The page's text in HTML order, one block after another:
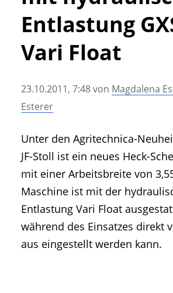
• Geschichte und Geschichten
• Messen und
• Mitteilung der Redaktion
• Agritechnica Neuheiten
Entlastung
Vari Float
23.10.2011, 7:48von Magdalena
Esterer
Unter den Agritechnica-
JF-Stoll ist ein neues Heck-
mit einer Arbeitsbreite von
Maschine ist mit der
Entlastung Vari Float
während des Einsatzes direkt
aus eingestellt werden kann.